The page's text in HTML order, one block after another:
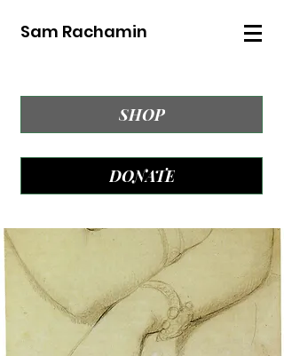
Sam Rachamin
SHOP
DONATE